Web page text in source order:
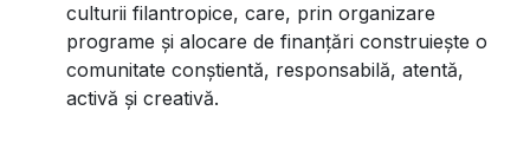
culturii filantropice, care, prin organizare
programe și alocare de finanțări construiește o
comunitate conștientă, responsabilă, atentă,
activă și creativă.